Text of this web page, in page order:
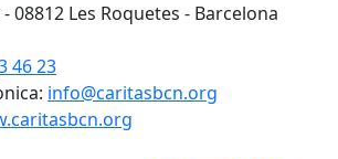
08812 Les Roquetes - Barcelona
46 23
info@caritasbcn.org